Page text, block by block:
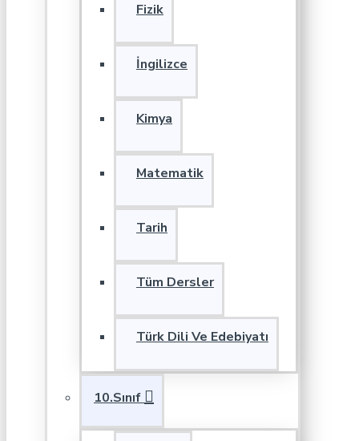
Fizik
İngilizce
Kimya
Matematik
Tarih
Tüm Dersler
Türk Dili Ve Edebiyatı
10.Sınıf